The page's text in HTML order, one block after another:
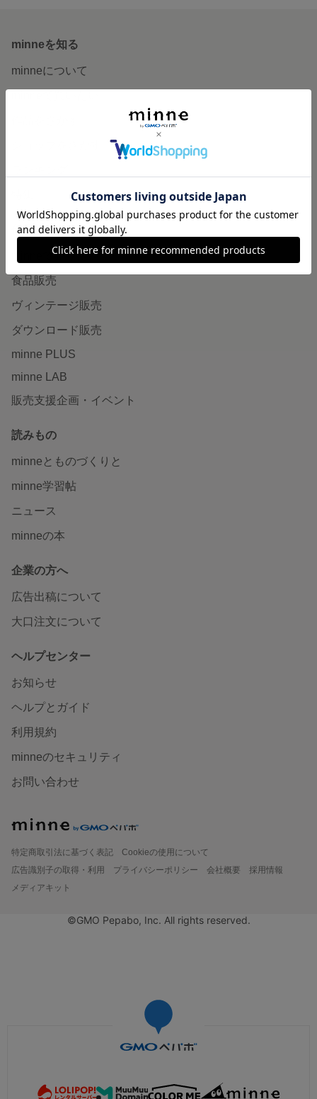
minneを知る
minneについて
作品販売について
minneで売りたい
食品販売
ヴィンテージ販売
ダウンロード販売
minne PLUS
minne LAB
販売支援企画・イベント
読みもの
minneとものづくりと
minne学習帖
ニュース
minneの本
企業の方へ
広告出稿について
大口注文について
ヘルプセンター
お知らせ
ヘルプとガイド
利用規約
minneのセキュリティ
お問い合わせ
特定商取引法に基づく表記
Cookieの使用について
広告識別子の取得・利用
プライバシーポリシー 会社概要
採用情報
メディアキット
©GMO Pepabo, Inc. All rights reserved.